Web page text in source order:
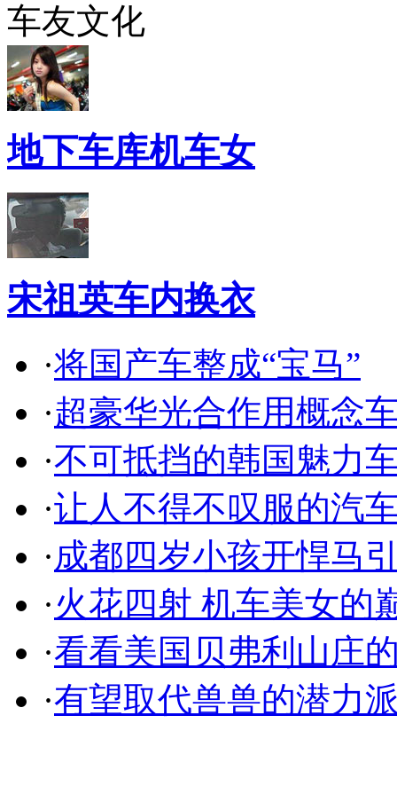
车友文化
地下车库机车女
宋祖英车内换衣
·将国产车整成“宝马”
·超豪华光合作用概念
·不可抵挡的韩国魅力
·让人不得不叹服的汽
·成都四岁小孩开悍马
·火花四射 机车美女的
·看看美国贝弗利山庄
·有望取代兽兽的潜力